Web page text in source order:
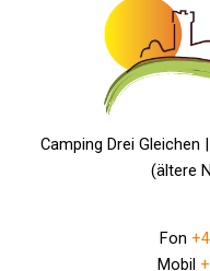
Camping Drei Gleichen
(ältere
Fon
Mobil